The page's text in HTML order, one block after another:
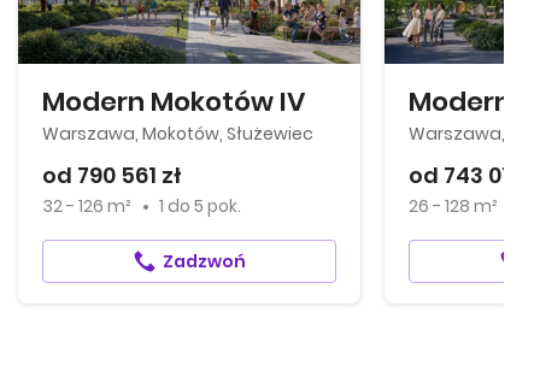
Modern Mokotów IV
Warszawa, Mokotów, Służewiec
od 790 561 zł
32 - 126 m² 1 do 5 pok.
Zadzwoń
Modern
Warszawa,
od 743 076
26 - 128 m²